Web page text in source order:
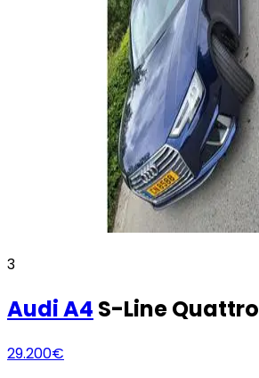
3
AudiA4 S-Line Quattro
29.200€